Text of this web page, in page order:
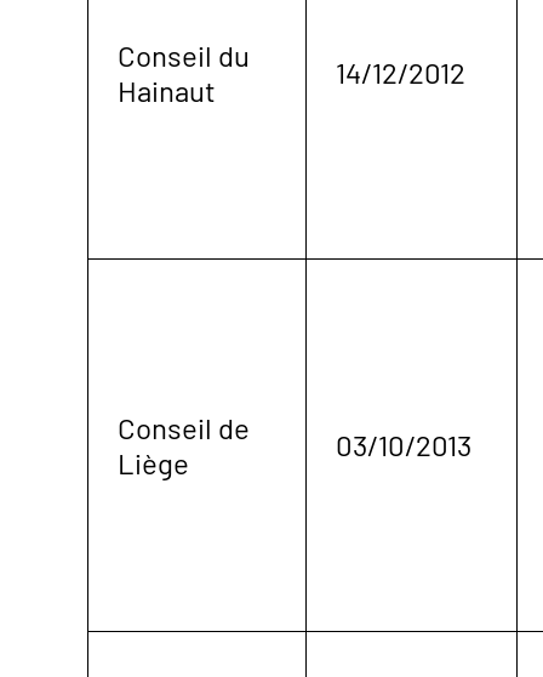
Conseil du
Hainaut
14/12/2012
Conseil de
Liège
03/10/2013